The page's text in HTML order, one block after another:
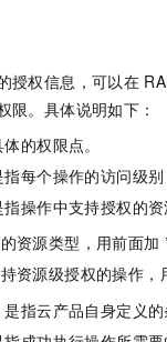
授权信息，可以在
限。具体说明如下：
的权限点。
每个操作的访问级
操作中支持授权的
资源类型，用前面加
资源级授权的操作，
指云产品自身定义的
NEW
个人版上线、团队版降价；千问3.8-Max首发发尝鲜
态的模型效果
新一代 AI 视频生成模型，深度适配广告营销等场景
大
丰
灵
人
（旗舰版）
案
广